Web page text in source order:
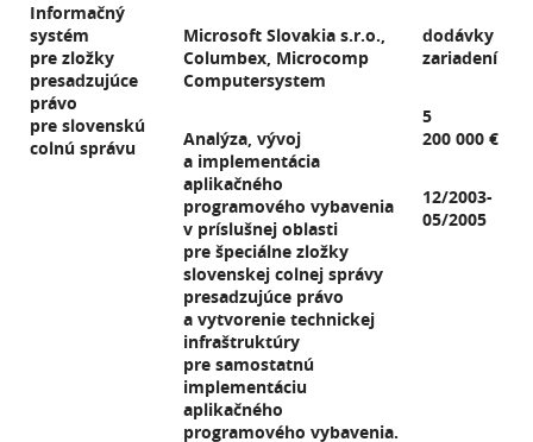
Informačný
systém
pre zložky
presadzujúce
právo
pre slovenskú
colnú správu
Microsoft Slovakia s.r.o.,
Columbex, Microcomp
Computersystem
Analýza, vývoj
a implementácia
aplikačného
programového vybavenia
v príslušnej oblasti
pre špeciálne zložky
slovenskej colnej správy
presadzujúce právo
a vytvorenie technickej
infraštruktúry
pre samostatnú
implementáciu
aplikačného
programového vybavenia.
dodávky
zariadení
5
200 000 €
12/2003-
05/2005